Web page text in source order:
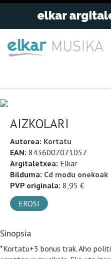
AIZKOLARI
Autorea: Kortatu
EAN: 8436007071057
Argitaletxea: Elkar
Bilduma: Cd modu onekoak
PVP originala: 8,95 €
EROSI
Sinopsia
*Kortatu+3 bonus trak. Aho